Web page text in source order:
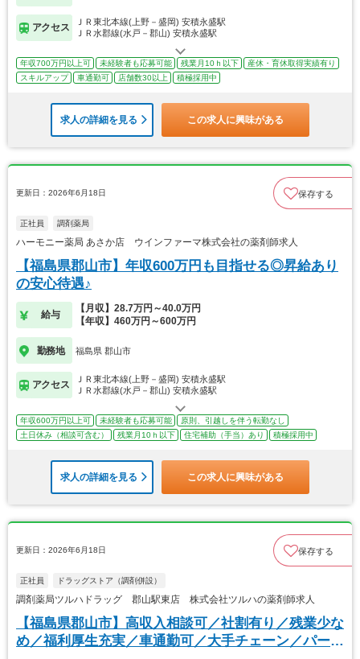
アクセス
ＪＲ東北本線(上野－盛岡) 安積永盛駅
ＪＲ水郡線(水戸－郡山) 安積永盛駅
年収700万円以上可 未経験者も応募可能 残業月10ｈ以下
産休・育休取得実績有り
スキルアップ
車通勤可 店舗数30以上 積極採用中
求人の詳細を見る この求人に興味がある
更新日：2026年6月18日 保存する
正社員 調剤薬局
ハーモニー薬局 あさか店 ウインファーマ株式会社の薬剤師求人
【福島県郡山市】年収600万円も目指せる◎昇給あり
の安心待遇♪
給与
【月収】28.7万円～40.0万円
【年収】460万円～600万円
勤務地 福島県 郡山市
アクセス
ＪＲ東北本線(上野－盛岡) 安積永盛駅
ＪＲ水郡線(水戸－郡山) 安積永盛駅
年収600万円以上可 未経験者も応募可能
原則、引越しを伴う転勤なし
土日休み（相談可含む）
残業月10ｈ以下 住宅補助（手当）あり 積極採用中
求人の詳細を見る この求人に興味がある
更新日：2026年6月18日 保存する
正社員 ドラッグストア（調剤併設）
調剤薬局ツルハドラッグ 郡山駅東店 株式会社ツルハの薬剤師求人
【福島県郡山市】高収入相談可／社割有り／残業少な
め／福利厚生充実／車通勤可／大手チェーン／パート